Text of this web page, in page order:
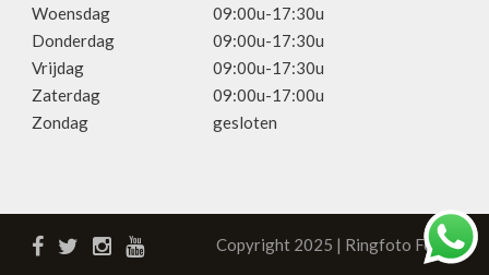
Woensdag
09:00u-17:30u
Donderdag
09:00u-17:30u
Vrijdag
09:00u-17:30u
Zaterdag
09:00u-17:00u
Zondag
gesloten
Copyright 2025 | Ringfoto Focus